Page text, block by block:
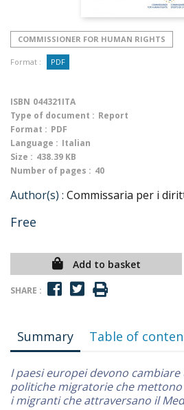
COMMISSIONER FOR HUMAN RIGHTS
Format : PDF
ISBN 044321ITA
Type of document : Report
Format : PDF
Language : Italian
Size : 438.39 KB
Number of pages : 40
Author(s) : Commissaria per i
Free
Add to basket
SHARE :
Summary Table of
I paesi europei devono
politiche migratorie che
i migranti che attraversano il